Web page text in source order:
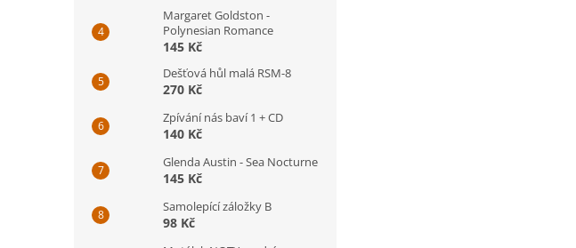
Margaret Goldston -
Polynesian Romance
145 Kč
Dešťová hůl malá RSM-8
270 Kč
Zpívání nás baví 1 + CD
140 Kč
Glenda Austin - Sea Nocturne
145 Kč
Samolepící záložky B
98 Kč